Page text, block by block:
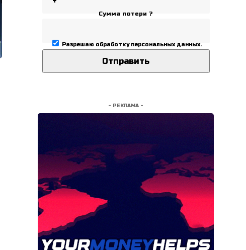
Сумма потери ?
Разрешаю обработку персональных данных.
- РЕКЛАМА -